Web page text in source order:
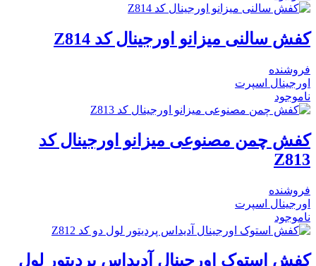
کفش سالنی میزانو اورجینال کد Z814
فروشنده
اورجینال اسپرت
ناموجود
کفش چمن مصنوعی میزانو اورجینال کد
Z813
فروشنده
اورجینال اسپرت
ناموجود
کفش استوک اورجینال آدیداس پردیتور لول